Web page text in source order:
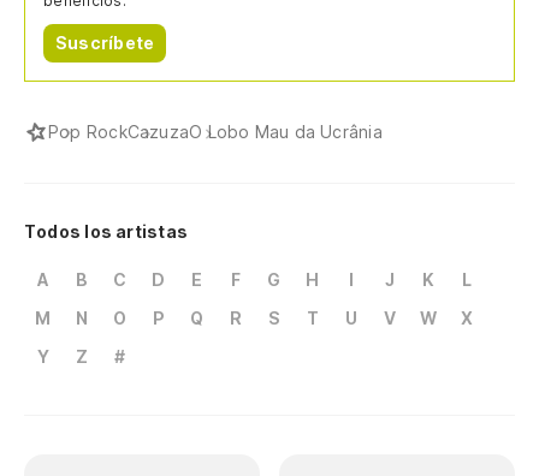
Suscríbete
Pop RockCazuzaO Lobo Mau da Ucrânia
Todos los artistas
A B C D E F G H I J K
L
M
N O P Q R S T U V W
X
Y
Z #